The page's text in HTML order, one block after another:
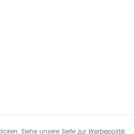
Siehe unsere Seite zur Werbepolitik.